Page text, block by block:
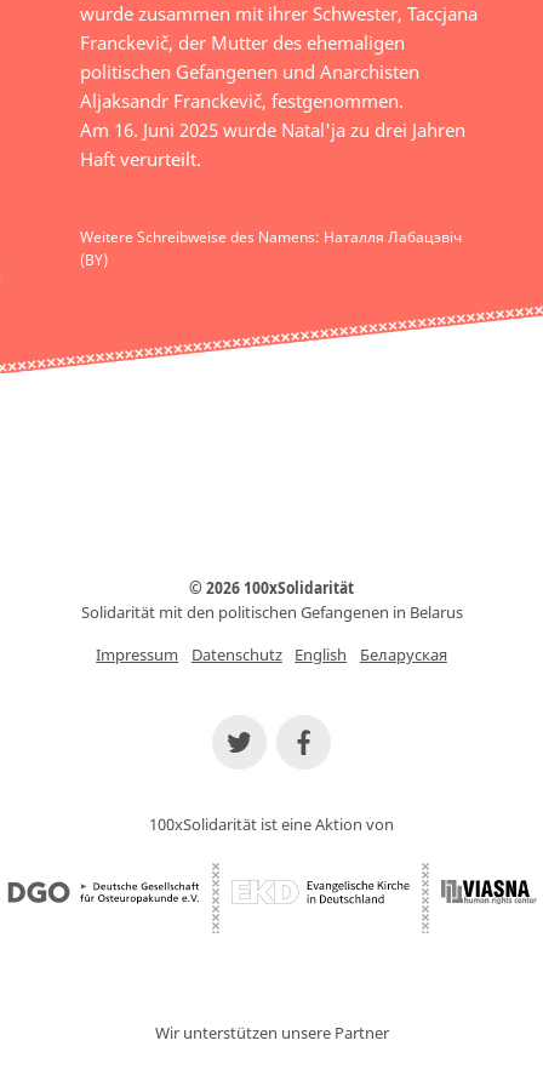
wurde zusammen mit ihrer Schwester, Taccjana
Franckevič, der Mutter des ehemaligen
politischen Gefangenen und Anarchisten
Aljaksandr Franckevič, festgenommen.
Am 16. Juni 2025 wurde Natal'ja zu drei Jahren
Haft verurteilt.
Weitere Schreibweise des Namens: Наталля Лабацэвіч
(BY)
© 2026 100xSolidarität
Solidarität mit den politischen Gefangenen in Belarus
Impressum
Datenschutz English Беларуская
100xSolidarität ist eine Aktion von
Wir unterstützen unsere Partner